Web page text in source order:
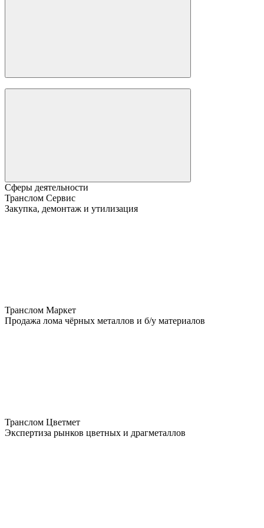
Сферы деятельности
Транслом Сервис
Закупка, демонтаж и утилизация
Транслом Маркет
Продажа лома чёрных металлов и б/у материалов
Транслом Цветмет
Экспертиза рынков цветных и драгметаллов